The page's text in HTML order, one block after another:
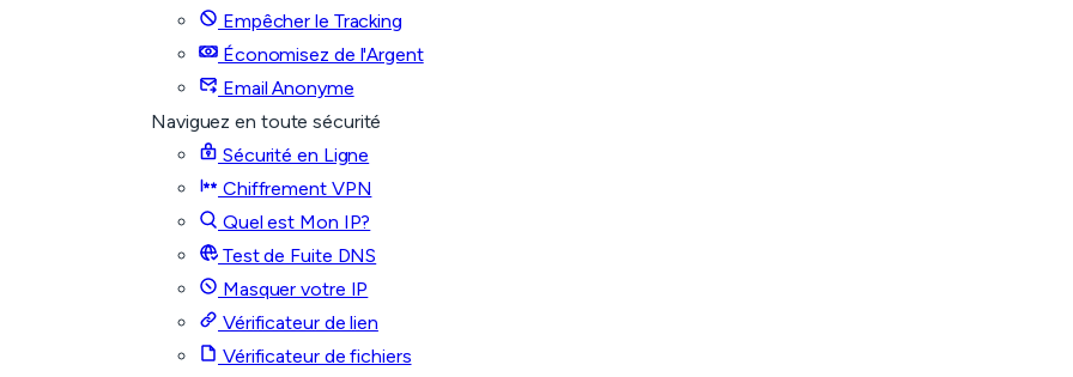
Empêcher le Tracking
Économisez de l'Argent
Email Anonyme
Naviguez en toute sécurité
Sécurité en Ligne
Chiffrement VPN
Quel est Mon IP?
Test de Fuite DNS
Masquer votre IP
Vérificateur de lien
Vérificateur de fichiers